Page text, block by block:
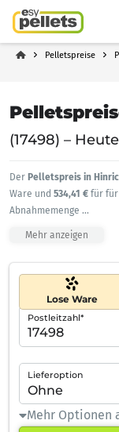
Pelletspreise
(17498) –
Der Pelletspreis in
Ware und 534,41 € für für
Abnahmemenge ...
Mehr anzeigen
Lose Ware
Postleitzahl*
Lieferoption
Mehr Optionen